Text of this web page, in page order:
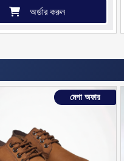
অর্ডার করুন
মেগা অফার